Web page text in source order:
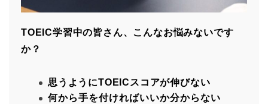
TOEIC学習中の皆さん、こんなお悩みないです
か？
思うようにTOEICスコアが伸びない
何から手を付ければいいか分からない